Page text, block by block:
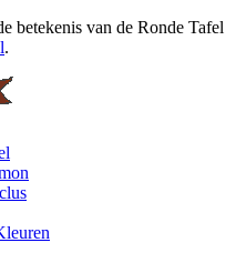
betekenis van de Ronde Tafel
.